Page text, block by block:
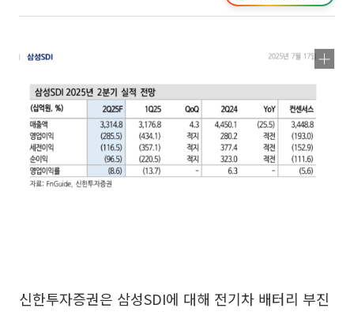
신한투자증권은 삼성SDI에 대해 전기차 배터리 부진